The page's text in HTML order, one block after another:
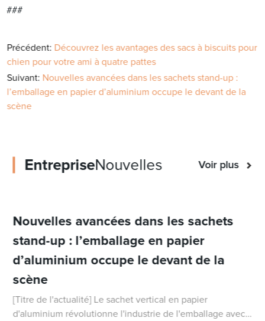
###
Précédent: Découvrez les avantages des sacs à biscuits pour
chien pour votre ami à quatre pattes
Suivant: Nouvelles avancées dans les sachets stand-up :
l’emballage en papier d’aluminium occupe le devant de la
scène
EntrepriseNouvelles Voir plus
Nouvelles avancées dans les sachets
stand-up : l’emballage en papier
d’aluminium occupe le devant de la
scène
[Titre de l'actualité] Le sachet vertical en papier
d'aluminium révolutionne l'industrie de l'emballage avec